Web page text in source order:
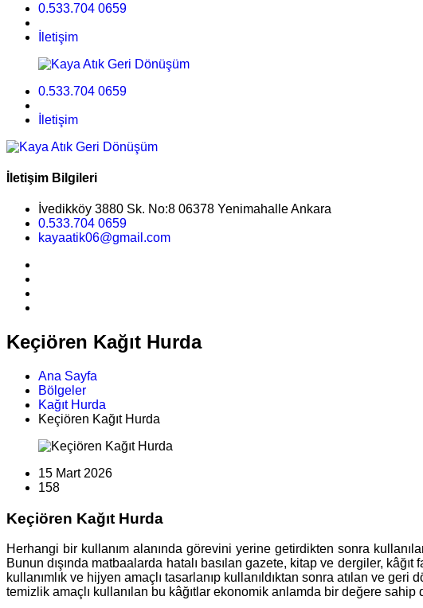
0.533.704 0659
İletişim
0.533.704 0659
İletişim
İletişim Bilgileri
İvedikköy 3880 Sk. No:8 06378 Yenimahalle Ankara
0.533.704 0659
kayaatik06@gmail.com
Keçiören Kağıt Hurda
Ana Sayfa
Bölgeler
Kağıt Hurda
Keçiören Kağıt Hurda
15 Mart 2026
158
Keçiören Kağıt Hurda
Herhangi bir kullanım alanında görevini yerine getirdikten sonra
Bunun dışında matbaalarda hatalı basılan gazete, kitap ve dergiler,
kullanımlık ve hijyen amaçlı tasarlanıp kullanıldıktan sonra atılan ve
temizlik amaçlı kullanılan bu kâğıtlar ekonomik anlamda bir değere sahip